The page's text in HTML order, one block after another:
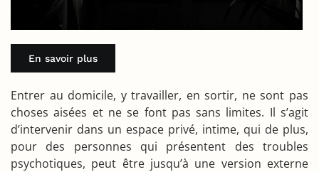
En savoir plus
Entrer au domicile, y travailler, en sortir, ne sont pas
choses aisées et ne se font pas sans limites. Il s’agit
d’intervenir dans un espace privé, intime, qui de plus,
pour des personnes qui présentent des troubles
psychotiques, peut être jusqu’à une version externe